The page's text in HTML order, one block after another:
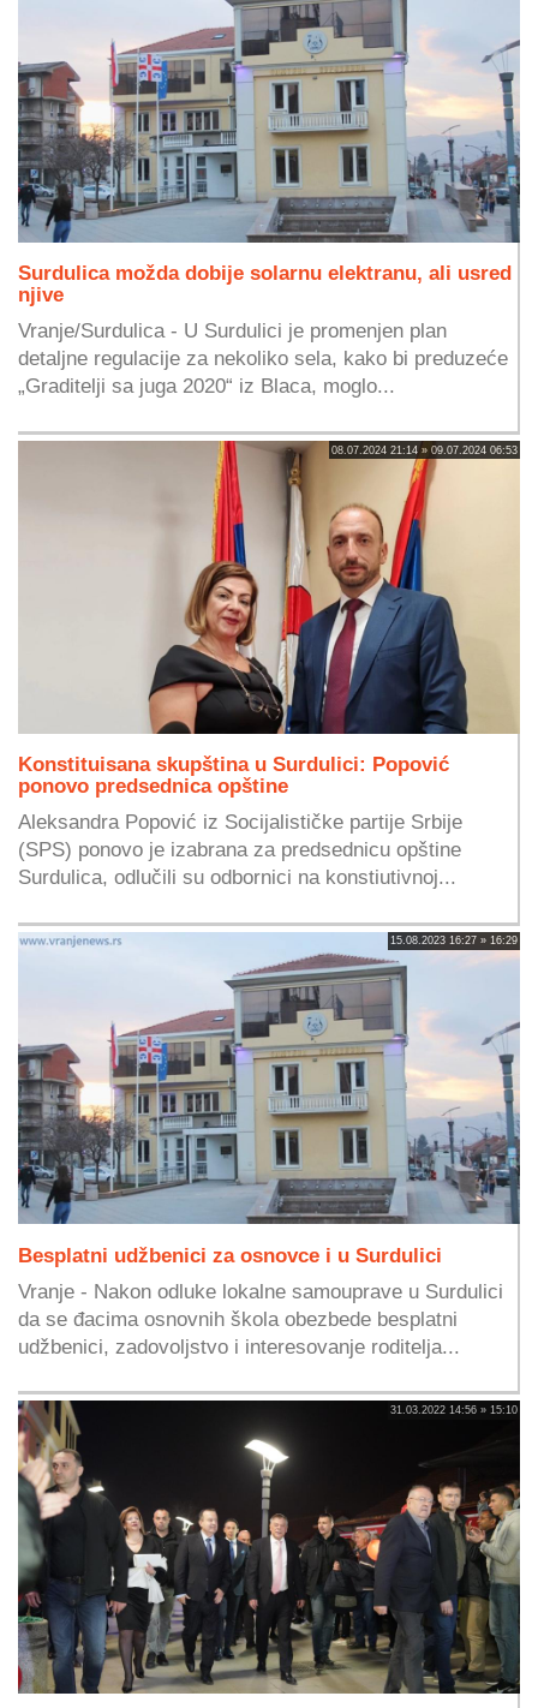
Surdulica možda dobije solarnu elektranu, ali usred
njive
Vranje/Surdulica - U Surdulici je promenjen plan
detaljne regulacije za nekoliko sela, kako bi preduzeće
„Graditelji sa juga 2020“ iz Blaca, moglo...
08.07.2024 21:14 » 09.07.2024 06:53
Konstituisana skupština u Surdulici: Popović
ponovo predsednica opštine
Aleksandra Popović iz Socijalističke partije Srbije
(SPS) ponovo je izabrana za predsednicu opštine
Surdulica, odlučili su odbornici na konstiutivnoj...
15.08.2023 16:27 » 16:29
Besplatni udžbenici za osnovce i u Surdulici
Vranje - Nakon odluke lokalne samouprave u Surdulici
da se đacima osnovnih škola obezbede besplatni
udžbenici, zadovoljstvo i interesovanje roditelja...
31.03.2022 14:56 » 15:10